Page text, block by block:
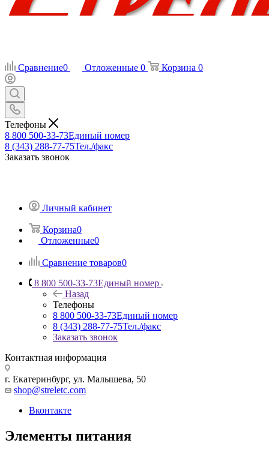
Сравнение0 Отложенные 0 Корзина 0
Телефоны
8 800 500-33-73Единый номер
8 (343) 288-77-75Тел./факс
Заказать звонок
Личный кабинет
Корзина0
Отложенные0
Сравнение товаров0
8 800 500-33-73Единый номер
Назад
Телефоны
8 800 500-33-73Единый номер
8 (343) 288-77-75Тел./факс
Заказать звонок
Контактная информация
г. Екатеринбург, ул. Малышева, 50
shop@streletc.com
Вконтакте
Элементы питания